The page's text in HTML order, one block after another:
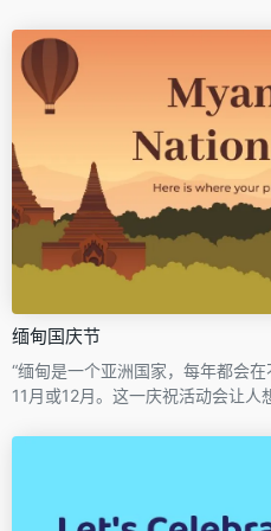
旗的颜色，有空间容纳你可能想提
祝活动、烟花、食物、民俗表演
的想象力无止境！立即在谷歌幻灯
板！
缅甸国庆节
“缅甸是一个亚洲国家，每年都会
11月或12月。这一庆祝活动会让人
化、独立、这些学生抗议活动等的